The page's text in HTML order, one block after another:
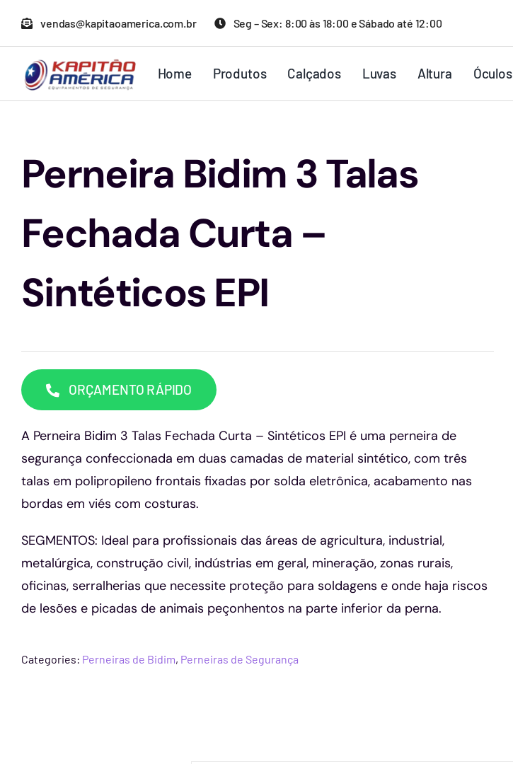
para
conteúdo
vendas@kapitaoamerica.com.br Seg – Sex: 8:00 às 18:00 e Sábado até 12:00
Home Produtos Calçados Luvas Altura Óculos
Perneira Bidim 3 Talas
Fechada Curta –
Sintéticos EPI
ORÇAMENTO RÁPIDO
A Perneira Bidim 3 Talas Fechada Curta – Sintéticos EPI é uma perneira de
segurança confeccionada em duas camadas de material sintético, com três
talas em polipropileno frontais fixadas por solda eletrônica, acabamento nas
bordas em viés com costuras.
SEGMENTOS: Ideal para profissionais das áreas de agricultura, industrial,
metalúrgica, construção civil, indústrias em geral, mineração, zonas rurais,
oficinas, serralherias que necessite proteção para soldagens e onde haja riscos
de lesões e picadas de animais peçonhentos na parte inferior da perna.
Categories: Perneiras de Bidim, Perneiras de Segurança